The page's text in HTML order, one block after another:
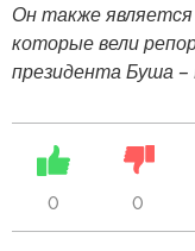
Он также является
которые вели
президента Буша –
0 0